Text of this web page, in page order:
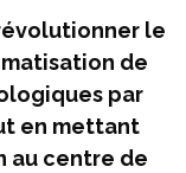
le
de
par
en mettant
au centre de